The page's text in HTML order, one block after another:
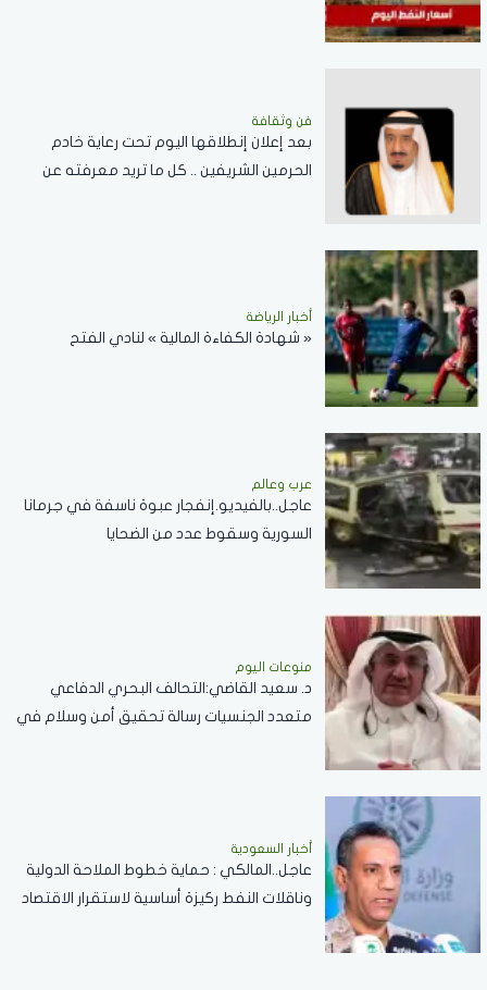
فن وثقافة
بعد إعلان إنطلاقها اليوم تحت رعاية خادم
الحرمين الشريفين .. كل ما تريد معرفته عن
أخبار الرياضة
« شهادة الكفاءة المالية » لنادي الفتح
عرب وعالم
عاجل..بالفيديو.إنفجار عبوة ناسفة في جرمانا
السورية وسقوط عدد من الضحايا
منوعات اليوم
د. سعيد القاضي:التحالف البحري الدفاعي
متعدد الجنسيات رسالة تحقيق أمن وسلام في
أخبار السعودية
عاجل..المالكي : حماية خطوط الملاحة الدولية
وناقلات النفط ركيزة أساسية لاستقرار الاقتصاد